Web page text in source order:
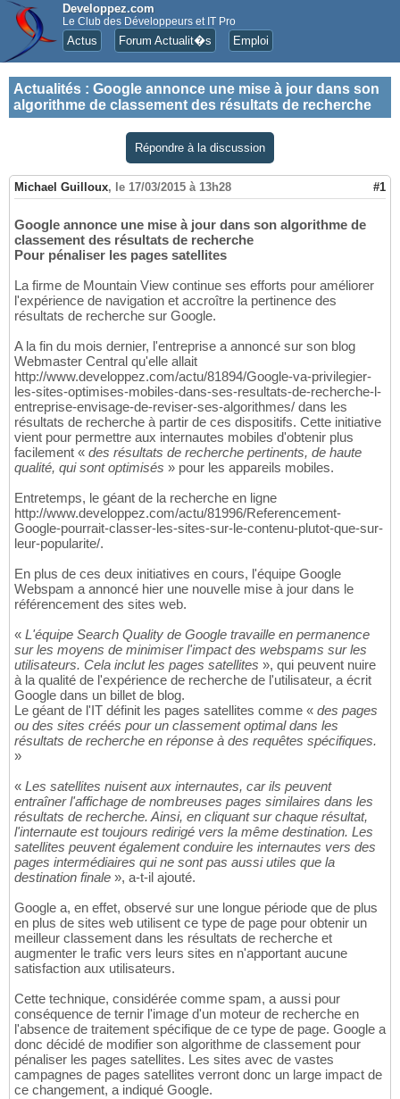
Developpez.com
Le Club des Développeurs et IT Pro
Actus Forum Actualit�s Emploi
Actualités : Google annonce une mise à jour dans son
algorithme de classement des résultats de recherche
Répondre à la discussion
Michael Guilloux, le 17/03/2015 à 13h28 #1
Google annonce une mise à jour dans son algorithme de
classement des résultats de recherche
Pour pénaliser les pages satellites
La firme de Mountain View continue ses efforts pour améliorer
l'expérience de navigation et accroître la pertinence des
résultats de recherche sur Google.
A la fin du mois dernier, l'entreprise a annoncé sur son blog
Webmaster Central qu'elle allait
http://www.developpez.com/actu/81894/Google-va-privilegier-
les-sites-optimises-mobiles-dans-ses-resultats-de-recherche-l-
entreprise-envisage-de-reviser-ses-algorithmes/ dans les
résultats de recherche à partir de ces dispositifs. Cette initiative
vient pour permettre aux internautes mobiles d'obtenir plus
facilement « des résultats de recherche pertinents, de haute
qualité, qui sont optimisés » pour les appareils mobiles.
Entretemps, le géant de la recherche en ligne
http://www.developpez.com/actu/81996/Referencement-
Google-pourrait-classer-les-sites-sur-le-contenu-plutot-que-sur-
leur-popularite/.
En plus de ces deux initiatives en cours, l'équipe Google
Webspam a annoncé hier une nouvelle mise à jour dans le
référencement des sites web.
« L'équipe Search Quality de Google travaille en permanence
sur les moyens de minimiser l'impact des webspams sur les
utilisateurs. Cela inclut les pages satellites », qui peuvent nuire
à la qualité de l'expérience de recherche de l'utilisateur, a écrit
Google dans un billet de blog.
Le géant de l'IT définit les pages satellites comme « des pages
ou des sites créés pour un classement optimal dans les
résultats de recherche en réponse à des requêtes spécifiques.
»
« Les satellites nuisent aux internautes, car ils peuvent
entraîner l'affichage de nombreuses pages similaires dans les
résultats de recherche. Ainsi, en cliquant sur chaque résultat,
l'internaute est toujours redirigé vers la même destination. Les
satellites peuvent également conduire les internautes vers des
pages intermédiaires qui ne sont pas aussi utiles que la
destination finale », a-t-il ajouté.
Google a, en effet, observé sur une longue période que de plus
en plus de sites web utilisent ce type de page pour obtenir un
meilleur classement dans les résultats de recherche et
augmenter le trafic vers leurs sites en n'apportant aucune
satisfaction aux utilisateurs.
Cette technique, considérée comme spam, a aussi pour
conséquence de ternir l'image d'un moteur de recherche en
l'absence de traitement spécifique de ce type de page. Google a
donc décidé de modifier son algorithme de classement pour
pénaliser les pages satellites. Les sites avec de vastes
campagnes de pages satellites verront donc un large impact de
ce changement, a indiqué Google.